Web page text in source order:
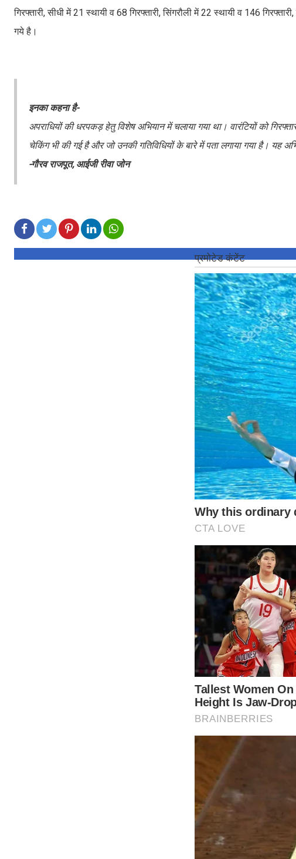
गिरफ्तारी, सीधी में 21 स्थायी व 68 गिरफ्तारी, सिंगरौली में 22 स्थायी व 146
गये है।
इनका कहना है-
अपराधियों की धरपकड़ हेतु विशेष अभियान में चलाया गया था। वारंटियों को
चेकिंग भी की गई है और जो उनकी गतिविधियों के बारे में पता लगाया गया है। यह
-गौरव राजपूत, आईजी रीवा जोन